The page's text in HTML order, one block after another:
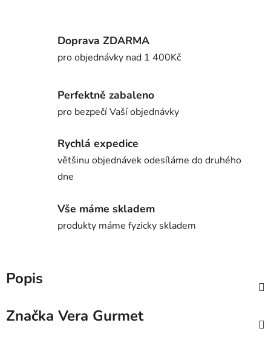
Doprava ZDARMA
pro objednávky nad 1 400Kč
Perfektně zabaleno
pro bezpečí Vaší objednávky
Rychlá expedice
většinu objednávek odesíláme do druhého
dne
Vše máme skladem
produkty máme fyzicky skladem
Popis
Značka Vera Gurmet